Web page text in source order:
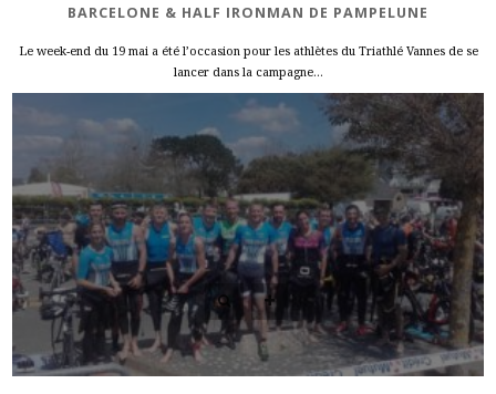
BARCELONE & HALF IRONMAN DE PAMPELUNE
Le week-end du 19 mai a été l’occasion pour les athlètes du Triathlé Vannes de se
lancer dans la campagne...